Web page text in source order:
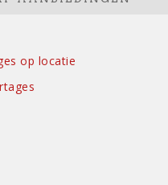
op locatie